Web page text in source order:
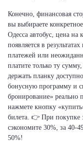
Конечно, финансовая
вы выбираете
Одесса автобус, цена
появляется в
платежей или
платите только ту
держать планку
бонусную программу и
бронирование» реально
нажмете кнопку
билета. 👉 При покупке
сэкономите 30%, за 40-
50%!